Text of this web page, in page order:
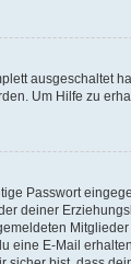
ausgeschaltet
Um Hilfe zu
Passwort
deiner
eine E-Mail